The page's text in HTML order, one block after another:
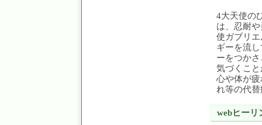
4大天使の
は、忍耐
使ガブリ
ギーを流
ーをつか
気づくこ
心や体が
れ等の代
webヒーリ